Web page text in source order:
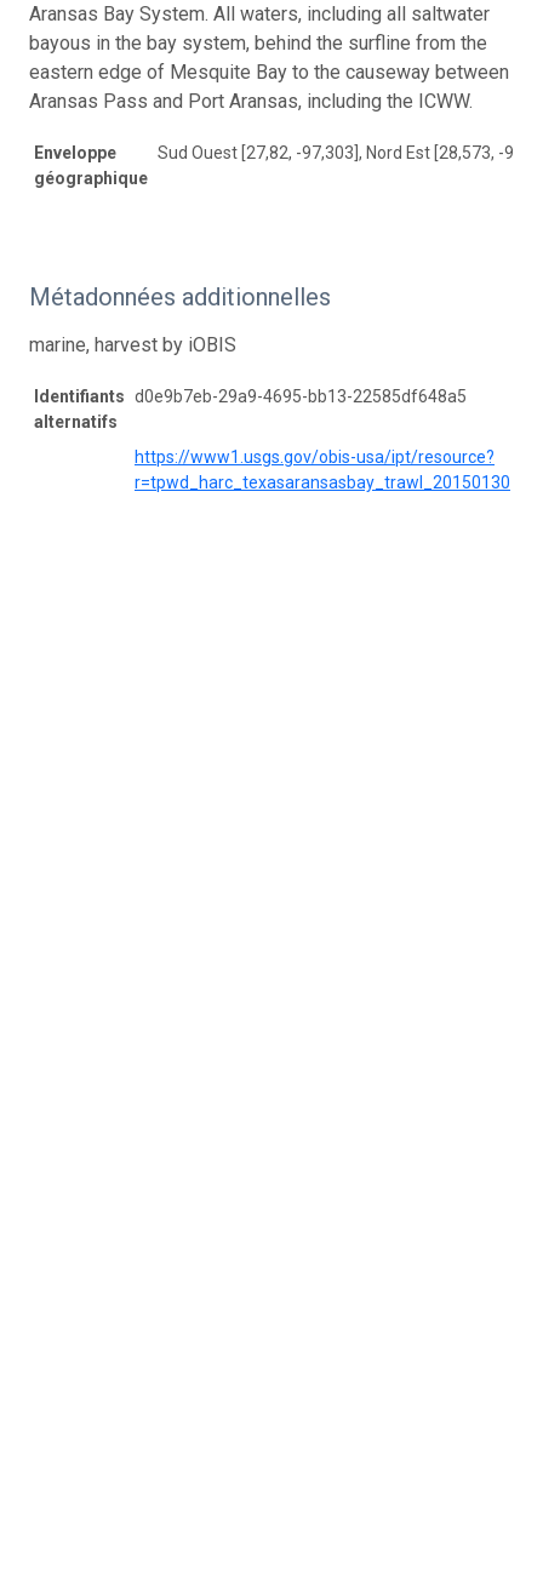
Aransas Bay System. All waters, including all saltwater
bayous in the bay system, behind the surfline from the
eastern edge of Mesquite Bay to the causeway between
Aransas Pass and Port Aransas, including the ICWW.
Enveloppe
géographique
Sud Ouest [27,82, -97,303], Nord Est [28,573, -
Métadonnées additionnelles
marine, harvest by iOBIS
Identifiants
alternatifs
d0e9b7eb-29a9-4695-bb13-22585df648a5
https://www1.usgs.gov/obis-usa/ipt/resource?
r=tpwd_harc_texasaransasbay_trawl_20150130